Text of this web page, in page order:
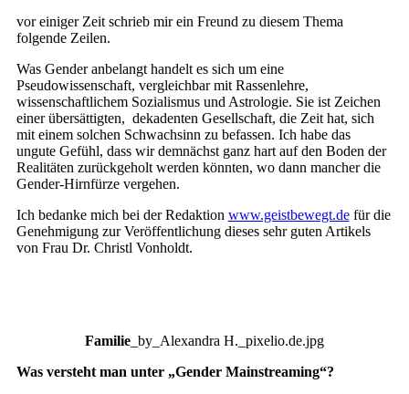
vor einiger Zeit schrieb mir ein Freund zu diesem Thema
folgende Zeilen.
Was Gender anbelangt handelt es sich um eine
Pseudowissenschaft, vergleichbar mit Rassenlehre,
wissenschaftlichem Sozialismus und Astrologie. Sie ist Zeichen
einer übersättigten, dekadenten Gesellschaft, die Zeit hat, sich
mit einem solchen Schwachsinn zu befassen. Ich habe das
ungute Gefühl, dass wir demnächst ganz hart auf den Boden der
Realitäten zurückgeholt werden könnten, wo dann mancher die
Gender-Hirnfürze vergehen.
Ich bedanke mich bei der Redaktion www.geistbewegt.defür die
Genehmigung zur Veröffentlichung dieses sehr guten Artikels
von Frau Dr. Christl Vonholdt.
Familie _by_Alexandra H._pixelio.de.jpg
Was versteht man unter „Gender Mainstreaming“?